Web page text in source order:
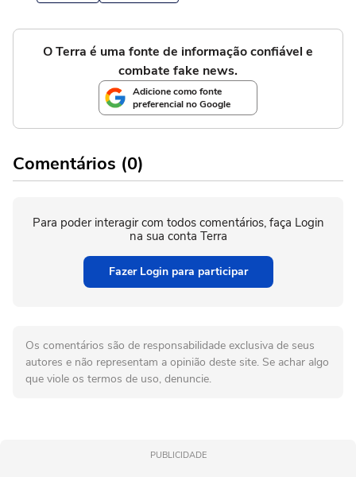
O Terra é uma fonte de informação confiável e
combate fake news.
Adicione como fonte
preferencial no Google
Comentários (0)
Para poder interagir com todos comentários, faça Login
na sua conta Terra
Fazer Login para participar
Os comentários são de responsabilidade exclusiva de seus
autores e não representam a opinião deste site. Se achar algo
que viole os termos de uso, denuncie.
PUBLICIDADE